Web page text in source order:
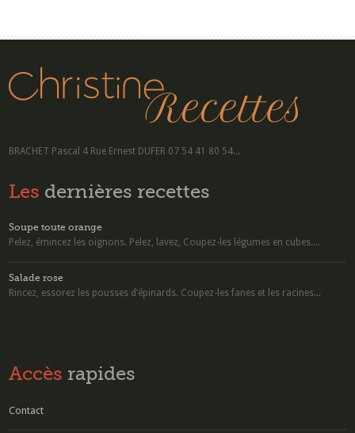
BRACHET Pascal 4 Rue Ernest DUFER 07 54 41 80 54...
Les dernières recettes
Soupe toute orange
Pelez, émincez les oignons. Pelez, lavez, Coupez-les légumes en cubes....
Salade rose
Rincez, essorez les pousses d’épinards. Coupez-les fanes et les racines...
Accès rapides
Contact